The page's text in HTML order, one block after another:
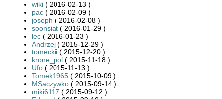
wiki ( 2016-02-13 )
pac ( 2016-02-09 )
joseph ( 2016-02-08 )
soonsiat ( 2016-01-29 )
lec ( 2016-01-23 )
Andrzej ( 2015-12-29 )
tomeckii ( 2015-12-20 )
krone_pol ( 2015-11-18 )
Ufo ( 2015-11-13 )
Tomek1965 ( 2015-10-09 )
MSaczywko ( 2015-09-14 )
miki6117 ( 2015-09-12 )